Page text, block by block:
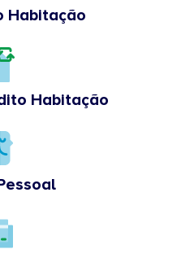
Habitação
Habitação